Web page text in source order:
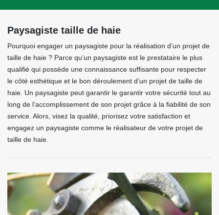
Paysagiste taille de haie
Pourquoi engager un paysagiste pour la réalisation d’un projet de
taille de haie ? Parce qu’un paysagiste est le prestataire le plus
qualifié qui possède une connaissance suffisante pour respecter
le côté esthétique et le bon déroulement d’un projet de taille de
haie. Un paysagiste peut garantir le garantir votre sécurité tout au
long de l’accomplissement de son projet grâce à la fiabilité de son
service. Alors, visez la qualité, priorisez votre satisfaction et
engagez un paysagiste comme le réalisateur de votre projet de
taille de haie.